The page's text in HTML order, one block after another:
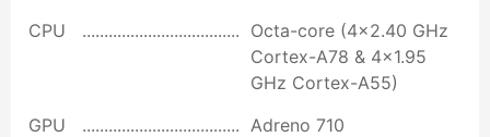
CPU
Octa-core (4x2.40 GHz
Cortex-A78 & 4x1.95
GHz Cortex-A55)
GPU
Adreno 710